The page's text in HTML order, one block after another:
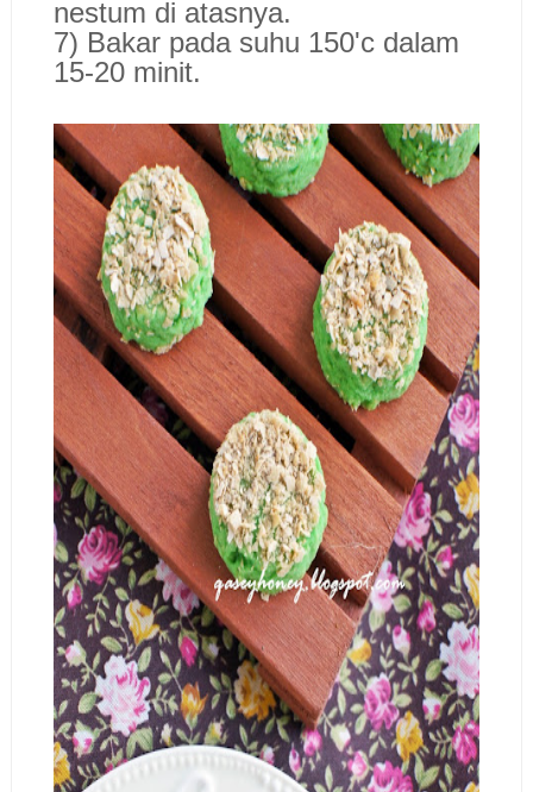
nestum di atasnya.
7) Bakar pada suhu 150'c dalam
15-20 minit.